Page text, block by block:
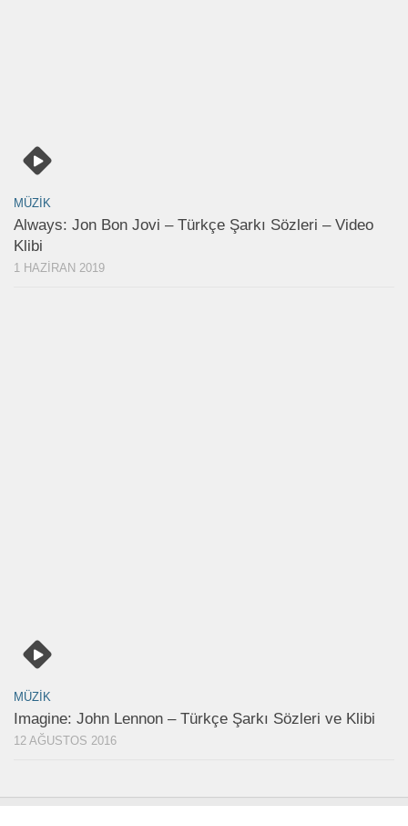
MÜZIK
Always: Jon Bon Jovi – Türkçe Şarkı Sözleri – Video
Klibi
1 HAZIRAN 2019
MÜZIK
Imagine: John Lennon – Türkçe Şarkı Sözleri ve Klibi
12 AĞUSTOS 2016